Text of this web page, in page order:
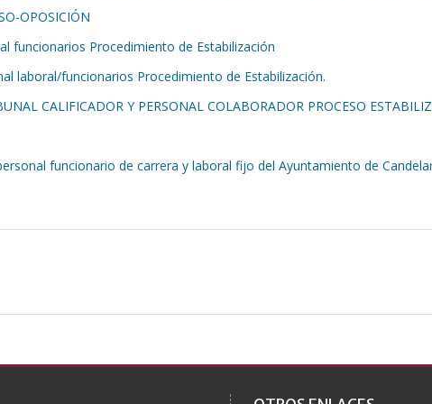
OPOSICIÓN
funcionarios Procedimiento de Estabilización
laboral/funcionarios Procedimiento de Estabilización.
CALIFICADOR Y PERSONAL COLABORADOR PROCESO
funcionario de carrera y laboral fijo del Ayuntamiento de